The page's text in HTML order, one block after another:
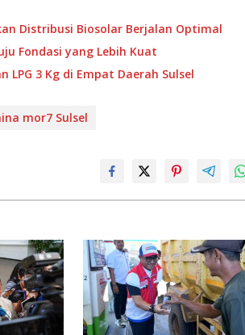
Distribusi Biosolar Berjalan Optimal
Fondasi yang Lebih Kuat
3 Kg di Empat Daerah Sulsel
mor7 Sulsel